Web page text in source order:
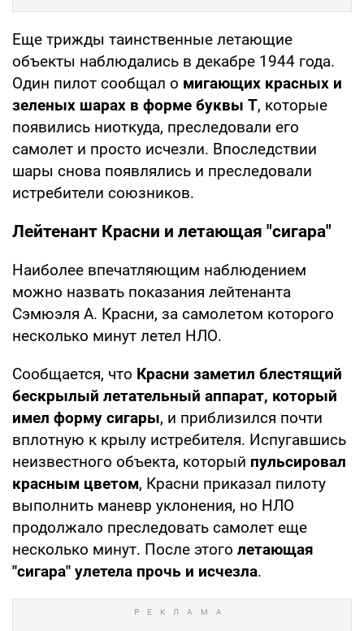
Еще трижды таинственные летающие
объекты наблюдались в декабре 1944 года.
Один пилот сообщал о мигающих красных и
зеленых шарах в форме буквы Т, которые
появились ниоткуда, преследовали его
самолет и просто исчезли. Впоследствии
шары снова появлялись и преследовали
истребители союзников.
Лейтенант Красни и летающая "сигара"
Наиболее впечатляющим наблюдением
можно назвать показания лейтенанта
Сэмюэля А. Красни, за самолетом которого
несколько минут летел НЛО.
Сообщается, что Красни заметил блестящий
бескрылый летательный аппарат, который
имел форму сигары, и приблизился почти
вплотную к крылу истребителя. Испугавшись
неизвестного объекта, который пульсировал
красным цветом, Красни приказал пилоту
выполнить маневр уклонения, но НЛО
продолжало преследовать самолет еще
несколько минут. После этого летающая
"сигара" улетела прочь и исчезла.